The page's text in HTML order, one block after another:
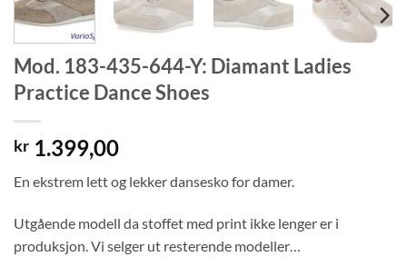
Mod. 183-435-644-Y: Diamant Ladies
Practice Dance Shoes
kr 1.399,00
En ekstrem lett og lekker dansesko for damer.
Utgående modell da stoffet med print ikke lenger er i
produksjon. Vi selger ut resterende modeller…